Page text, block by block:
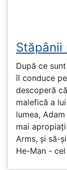
Stăpânii
După ce
îl conduce
descoperă
malefică a
lumea,
mai
Arms, și să-
He-Man -